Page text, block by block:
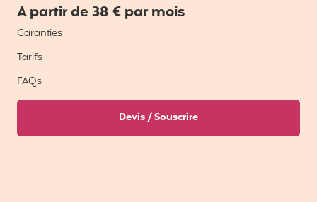
A partir de 38 € par mois
Garanties
Tarifs
FAQs
Devis / Souscrire